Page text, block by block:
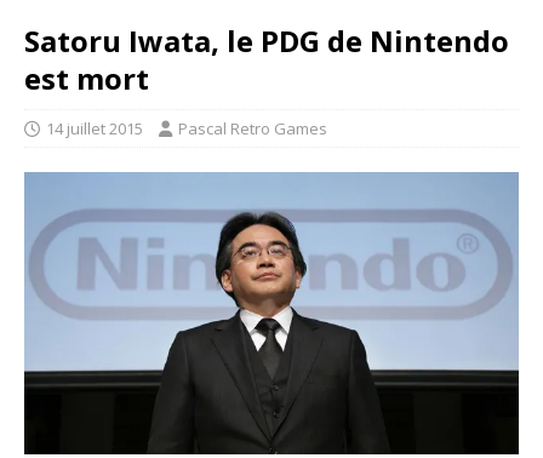
Satoru Iwata, le PDG de Nintendo
est mort
14 juillet 2015 Pascal Retro Games